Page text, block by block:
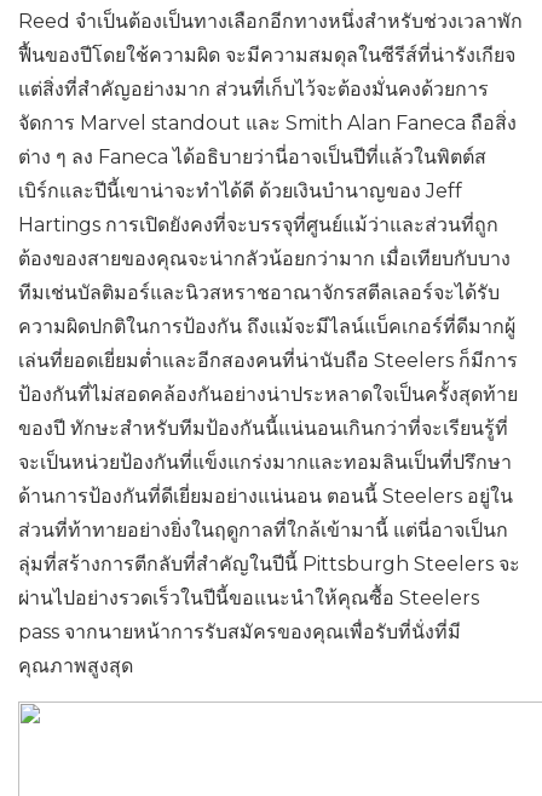
Reed จำเป็นต้องเป็นทางเลือกอีกทางหนึ่งสำหรับช่วงเวลาพัก
ฟื้นของปีโดยใช้ความผิด จะมีความสมดุลในซีรีส์ที่น่ารังเกียจ
แต่สิ่งที่สำคัญอย่างมาก ส่วนที่เก็บไว้จะต้องมั่นคงด้วยการ
จัดการ Marvel standout และ Smith Alan Faneca ถือสิ่ง
ต่าง ๆ ลง Faneca ได้อธิบายว่านี่อาจเป็นปีที่แล้วในพิตต์ส
เบิร์กและปีนี้เขาน่าจะทำได้ดี ด้วยเงินบำนาญของ Jeff
Hartings การเปิดยังคงที่จะบรรจุที่ศูนย์แม้ว่าและส่วนที่ถูก
ต้องของสายของคุณจะน่ากลัวน้อยกว่ามาก เมื่อเทียบกับบาง
ทีมเช่นบัลติมอร์และนิวสหราชอาณาจักรสตีลเลอร์จะได้รับ
ความผิดปกติในการป้องกัน ถึงแม้จะมีไลน์แบ็คเกอร์ที่ดีมากผู้
เล่นที่ยอดเยี่ยมต่ำและอีกสองคนที่น่านับถือ Steelers ก็มีการ
ป้องกันที่ไม่สอดคล้องกันอย่างน่าประหลาดใจเป็นครั้งสุดท้าย
ของปี ทักษะสำหรับทีมป้องกันนี้แน่นอนเกินกว่าที่จะเรียนรู้ที่
จะเป็นหน่วยป้องกันที่แข็งแกร่งมากและทอมลินเป็นที่ปรึกษา
ด้านการป้องกันที่ดีเยี่ยมอย่างแน่นอน ตอนนี้ Steelers อยู่ใน
ส่วนที่ท้าทายอย่างยิ่งในฤดูกาลที่ใกล้เข้ามานี้ แต่นี่อาจเป็นก
ลุ่มที่สร้างการตีกลับที่สำคัญในปีนี้ Pittsburgh Steelers จะ
ผ่านไปอย่างรวดเร็วในปีนี้ขอแนะนำให้คุณซื้อ Steelers
pass จากนายหน้าการรับสมัครของคุณเพื่อรับที่นั่งที่มี
คุณภาพสูงสุด